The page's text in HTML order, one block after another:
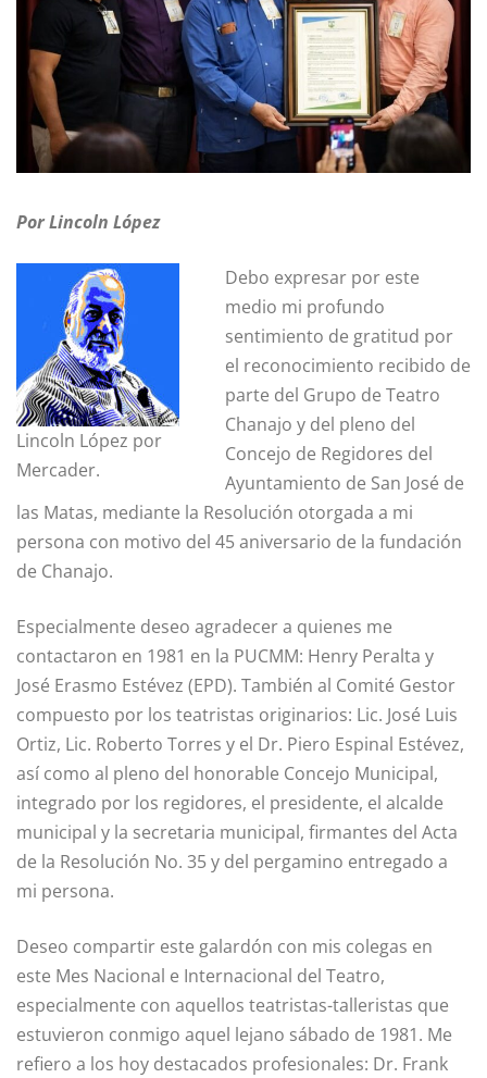
Por Lincoln López
Lincoln López por
Mercader.
Debo expresar por este
medio mi profundo
sentimiento de gratitud por
el reconocimiento recibido de
parte del Grupo de Teatro
Chanajo y del pleno del
Concejo de Regidores del
Ayuntamiento de San José de
las Matas, mediante la Resolución otorgada a mi
persona con motivo del 45 aniversario de la fundación
de Chanajo.
Especialmente deseo agradecer a quienes me
contactaron en 1981 en la PUCMM: Henry Peralta y
José Erasmo Estévez (EPD). También al Comité Gestor
compuesto por los teatristas originarios: Lic. José Luis
Ortiz, Lic. Roberto Torres y el Dr. Piero Espinal Estévez,
así como al pleno del honorable Concejo Municipal,
integrado por los regidores, el presidente, el alcalde
municipal y la secretaria municipal, firmantes del Acta
de la Resolución No. 35 y del pergamino entregado a
mi persona.
Deseo compartir este galardón con mis colegas en
este Mes Nacional e Internacional del Teatro,
especialmente con aquellos teatristas-talleristas que
estuvieron conmigo aquel lejano sábado de 1981. Me
refiero a los hoy destacados profesionales: Dr. Frank